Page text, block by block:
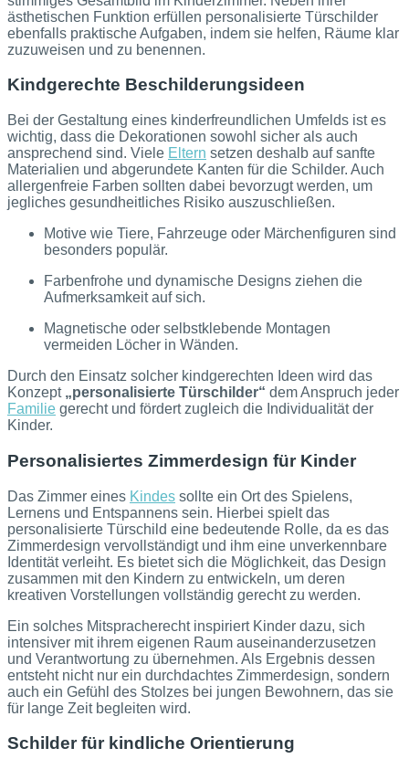
ästhetischen Funktion erfüllen personalisierte Türschilder
ebenfalls praktische Aufgaben, indem sie helfen, Räume klar
zuzuweisen und zu benennen.
Kindgerechte Beschilderungsideen
Bei der Gestaltung eines kinderfreundlichen Umfelds ist es
wichtig, dass die Dekorationen sowohl sicher als auch
ansprechend sind. Viele Eltern setzen deshalb auf sanfte
Materialien und abgerundete Kanten für die Schilder. Auch
allergenfreie Farben sollten dabei bevorzugt werden, um
jegliches gesundheitliches Risiko auszuschließen.
Motive wie Tiere, Fahrzeuge oder Märchenfiguren sind
besonders populär.
Farbenfrohe und dynamische Designs ziehen die
Aufmerksamkeit auf sich.
Magnetische oder selbstklebende Montagen
vermeiden Löcher in Wänden.
Durch den Einsatz solcher kindgerechten Ideen wird das
Konzept „personalisierte Türschilder“ dem Anspruch jeder
Familie gerecht und fördert zugleich die Individualität der
Kinder.
Personalisiertes Zimmerdesign für Kinder
Das Zimmer eines Kindes sollte ein Ort des Spielens,
Lernens und Entspannens sein. Hierbei spielt das
personalisierte Türschild eine bedeutende Rolle, da es das
Zimmerdesign vervollständigt und ihm eine unverkennbare
Identität verleiht. Es bietet sich die Möglichkeit, das Design
zusammen mit den Kindern zu entwickeln, um deren
kreativen Vorstellungen vollständig gerecht zu werden.
Ein solches Mitspracherecht inspiriert Kinder dazu, sich
intensiver mit ihrem eigenen Raum auseinanderzusetzen
und Verantwortung zu übernehmen. Als Ergebnis dessen
entsteht nicht nur ein durchdachtes Zimmerdesign, sondern
auch ein Gefühl des Stolzes bei jungen Bewohnern, das sie
für lange Zeit begleiten wird.
Schilder für kindliche Orientierung